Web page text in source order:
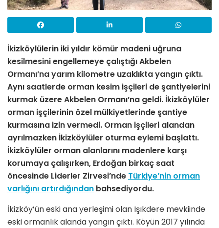
İkizköylülerin iki yıldır kömür madeni uğruna
kesilmesini engellemeye çalıştığı Akbelen
Ormanı’na yarım kilometre uzaklıkta yangın çıktı.
Aynı saatlerde orman kesim işçileri de şantiyelerini
kurmak üzere Akbelen Ormanı’na geldi. İkizköylüler
orman işçilerinin özel mülkiyetlerinde şantiye
kurmasına izin vermedi. Orman işçileri alandan
ayrılmazken İkizköylüler oturma eylemi başlattı.
İkizköylüler orman alanlarını madenlere karşı
korumaya çalışırken, Erdoğan birkaç saat
öncesinde Liderler Zirvesi’nde Türkiye’nin orman
varlığını artırdığından bahsediyordu.
İkizköy’ün eski ana yerleşimi olan Işıkdere mevkiinde
eski ormanlık alanda yangın çıktı. Köyün 2017 yılında